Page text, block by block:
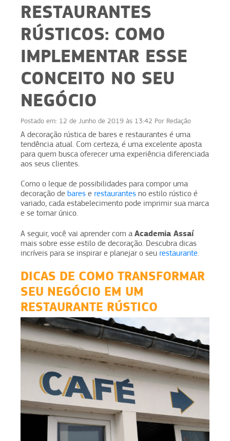
RESTAURANTES
RÚSTICOS: COMO
IMPLEMENTAR ESSE
CONCEITO NO SEU
NEGÓCIO
Postado em: 12 de Junho de 2019 às 13:42 Por Redação
A decoração rústica de bares e restaurantes é uma
tendência atual. Com certeza, é uma excelente aposta
para quem busca oferecer uma experiência diferenciada
aos seus clientes.
Como o leque de possibilidades para compor uma
decoração de bares e restaurantes no estilo rústico é
variado, cada estabelecimento pode imprimir sua marca
e se tornar único.
A seguir, você vai aprender com a Academia Assaí
mais sobre esse estilo de decoração. Descubra dicas
incríveis para se inspirar e planejar o seu restaurante.
DICAS DE COMO TRANSFORMAR
SEU NEGÓCIO EM UM
RESTAURANTE RÚSTICO